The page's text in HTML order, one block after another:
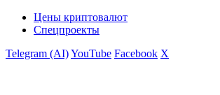
Цены криптовалют
Спецпроекты
Telegram (AI)YouTube Facebook X